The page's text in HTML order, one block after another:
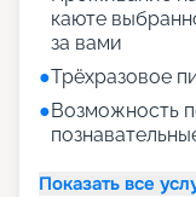
каюте
за вами
●Трёхразовое
●Возможность
Показать все